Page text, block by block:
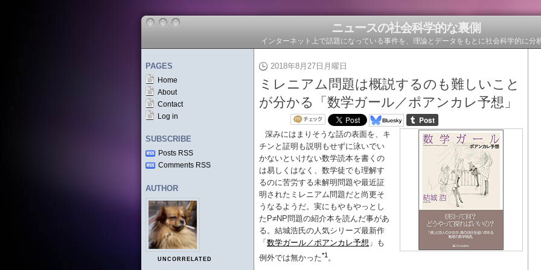
ニュースの社会科学的な裏側
インターネット上で話題になっている事件を、理論とデータをもとに社会科学的に分
PAGES
Home
About
Contact
Log in
SUBSCRIBE
Posts RSS
Comments RSS
AUTHOR
UNCORRELATED
2018年8月27日月曜日
ミレニアム問題は概説するのも難しいこと
が分かる「数学ガール／ポアンカレ予想」
深みにはまりそうな話の表面を、キ
チンと証明も説明もせずに泳いでい
かないといけない数学読本を書くの
は易しくはなく、数学徒でも理解す
るのに苦労する未解明問題や最近証
明されたミレニアム問題だと尚更そ
うなるようだ。実にもやもやっとし
たP≠NP問題の紹介本を読んだ事があ
る。結城浩氏の人気シリーズ最新作
「 数学ガール／ポアンカレ予想 」も
例外では無かった*1 。